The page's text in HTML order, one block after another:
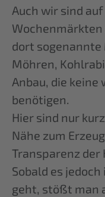
Auch wir sind
dort sogenannte
Möhren,
Anbau, die
benötigen.
Hier sind nur
Nähe zum
Transparenz der
Sobald es
geht, stößt man